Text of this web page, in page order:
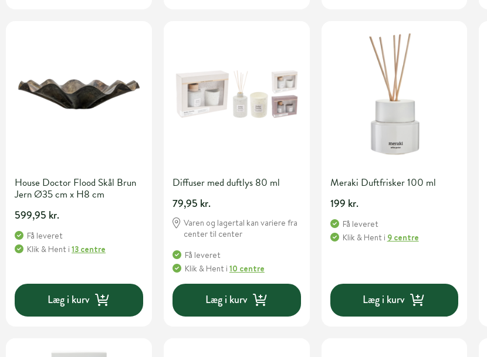
House Doctor Flood Skål Brun
Jern Ø35 cm x H8 cm
599,95 kr.
Få leveret
Klik & Hent i 13 centre
Læg i kurv
Diffuser med duftlys 80 ml
79,95 kr.
Varen og lagertal kan variere fra
center til center
Få leveret
Klik & Hent i 10 centre
Læg i kurv
Meraki Duftfrisker 100 ml
199 kr.
Få leveret
Klik & Hent i 9 centre
Læg i kurv